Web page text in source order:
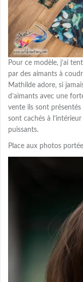
Pour ce modèle, j’ai
par des aimants à
Mathilde adore, si
d’aimants avec une
vente ils sont présentés
sont cachés à
puissants.
Place aux photos